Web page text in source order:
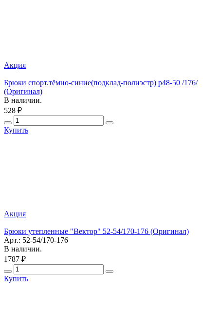
Акция
Брюки спорт.тёмно-синие(подклад-полиэстр) р48-50 /176/
(Оригинал)
В наличии.
528 ₽
Купить
Акция
Брюки утепленные "Вектор" 52-54/170-176 (Оригинал)
Арт.: 52-54/170-176
В наличии.
1787 ₽
Купить